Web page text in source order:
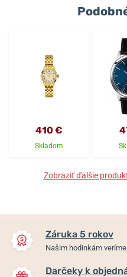
410 €
Skladom
Zobraziť ďalšie
Záruka 5 rokov
Našim hodinkám veríme
Darčeky k